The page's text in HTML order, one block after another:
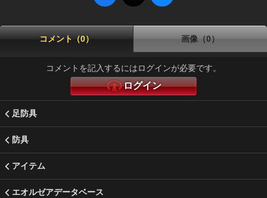
コメント（0） 画像（0）
コメントを記入するにはログインが必要です。
ログイン
足防具
防具
アイテム
エオルゼアデータベース